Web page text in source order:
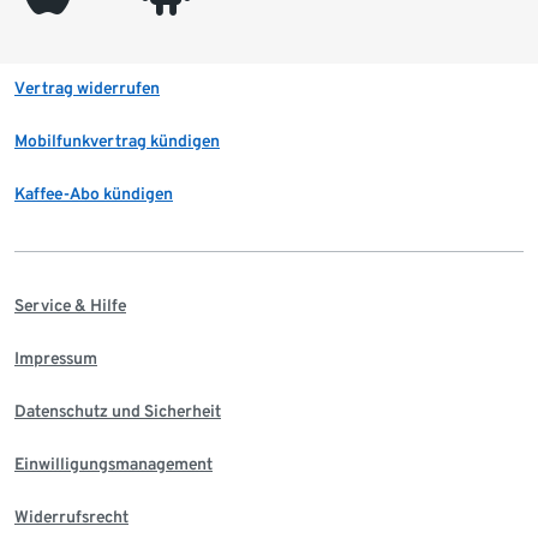
Vertrag widerrufen
Mobilfunkvertrag kündigen
Kaffee-Abo kündigen
Service & Hilfe
Impressum
Datenschutz und Sicherheit
Einwilligungsmanagement
Widerrufsrecht